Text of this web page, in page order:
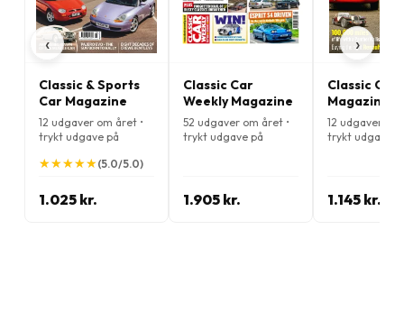
‹
Classic & Sports
Car Magazine
12 udgaver om året •
trykt udgave på
★
★★
★★
★★
★★
★(5.0/5.0)
1.025 kr.
Classic Car
Weekly Magazine
52 udgaver om året •
trykt udgave på
1.905 kr.
Classic Cars
Magazine
12 udgaver om
trykt udgave
1.145 kr.
›